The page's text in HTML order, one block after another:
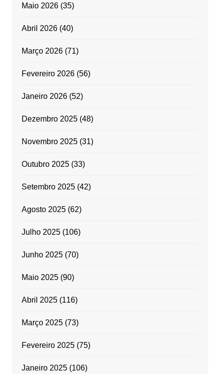
Maio 2026(35)
Abril 2026(40)
Março 2026(71)
Fevereiro 2026(56)
Janeiro 2026(52)
Dezembro 2025(48)
Novembro 2025(31)
Outubro 2025(33)
Setembro 2025(42)
Agosto 2025(62)
Julho 2025(106)
Junho 2025(70)
Maio 2025(90)
Abril 2025(116)
Março 2025(73)
Fevereiro 2025(75)
Janeiro 2025(106)